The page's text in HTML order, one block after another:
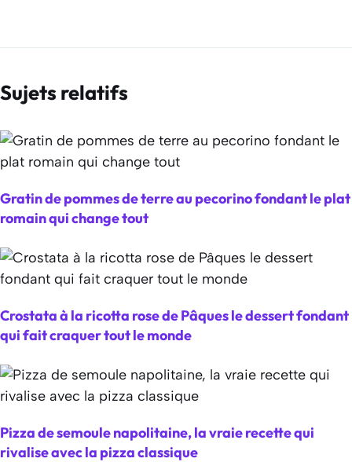
Sujets relatifs
Gratin de pommes de terre au pecorino fondant le plat
romain qui change tout
Crostata à la ricotta rose de Pâques le dessert fondant
qui fait craquer tout le monde
Pizza de semoule napolitaine, la vraie recette qui
rivalise avec la pizza classique